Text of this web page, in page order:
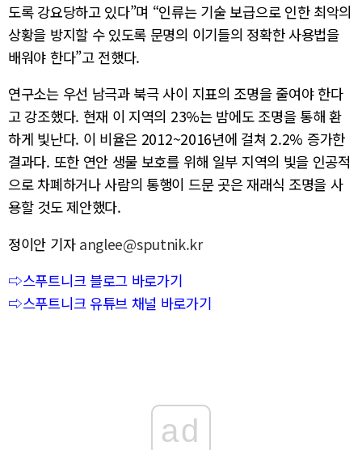
도록 강요당하고 있다”며 “인류는 기술 보급으로 인한 최악의
상황을 방지할 수 있도록 문명의 이기들의 정확한 사용법을
배워야 한다”고 전했다.
연구소는 우선 남극과 북극 사이 지표의 조명을 줄여야 한다
고 강조했다. 현재 이 지역의 23%는 밤에도 조명을 통해 환
하게 빛난다. 이 비율은 2012~2016년에 걸쳐 2.2% 증가한
결과다. 또한 연안 생물 보호를 위해 일부 지역의 빛을 인공적
으로 차폐하거나 사람의 통행이 드문 곳은 재래식 조명을 사
용할 것도 제안했다.
정이안 기자 anglee@sputnik.kr
⇨스푸트니크 블로그 바로가기
⇨스푸트니크 유튜브 채널 바로가기
ad